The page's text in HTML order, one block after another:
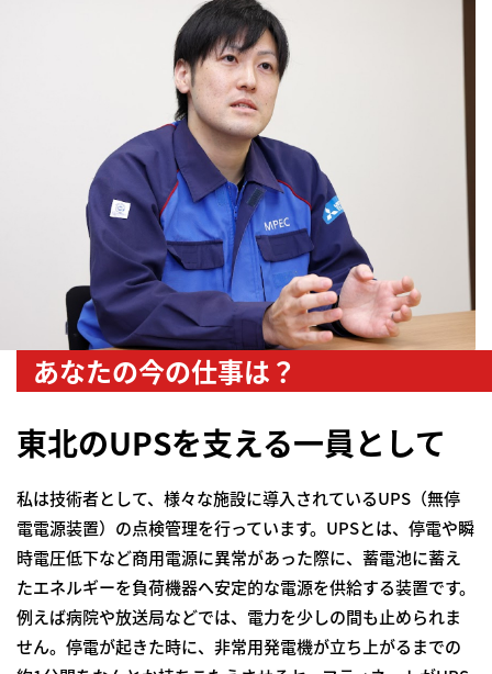
あなたの今の仕事は？
東北のUPSを支える一員として
私は技術者として、様々な施設に導入されているUPS（無停
電電源装置）の点検管理を行っています。UPSとは、停電や瞬
時電圧低下など商用電源に異常があった際に、蓄電池に蓄え
たエネルギーを負荷機器へ安定的な電源を供給する装置です。
例えば病院や放送局などでは、電力を少しの間も止められま
せん。停電が起きた時に、非常用発電機が立ち上がるまでの